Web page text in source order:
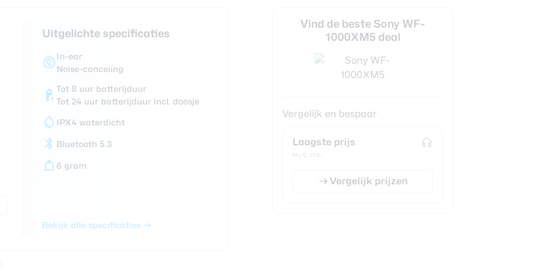
Uitgelichte specificaties
In-ear
Noise-canceling
Tot 8 uur batterijduur
Tot 24 uur batterijduur incl. doosje
IPX4 waterdicht
Bluetooth 5.3
6 gram
Bekijk alle specificaties
Vind de beste Sony WF-
1000XM5 deal
Vergelijk en bespaar
Laagste prijs
Nu € 179,-
Vergelijk prijzen